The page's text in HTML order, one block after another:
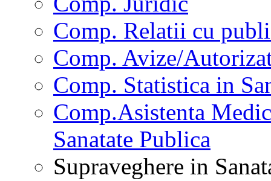
Comp. Relatii cu
Comp. Avize/
Comp. Statistica in
Comp.Asistenta
Sanatate Publica
Supraveghere in